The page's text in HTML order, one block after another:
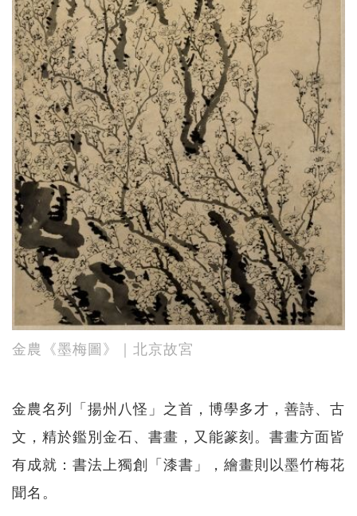
金農《墨梅圖》｜北京故宮
金農名列「揚州八怪」之首，博學多才，善詩、古
文，精於鑑別金石、書畫，又能篆刻。書畫方面皆
有成就：書法上獨創「漆書」，繪畫則以墨竹梅花
聞名。